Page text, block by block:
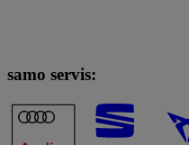
samo servis: